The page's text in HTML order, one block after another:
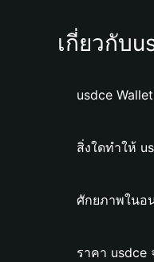
เกี่ยวกับ
usdce
สิ่งใดทำให้
ศักยภาพในอ
ราคา usdce